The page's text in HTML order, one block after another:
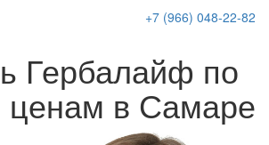
+7 (966) 048-22-82
Гербалайф по
в Самаре